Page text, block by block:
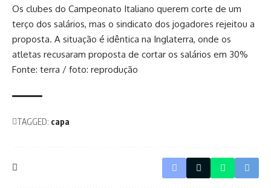
Os clubes do Campeonato Italiano querem corte de um
terço dos salários, mas o sindicato dos jogadores rejeitou a
proposta. A situação é idêntica na Inglaterra, onde os
atletas recusaram proposta de cortar os salários em 30%
Fonte: terra / foto: reprodução
TAGGED: capa